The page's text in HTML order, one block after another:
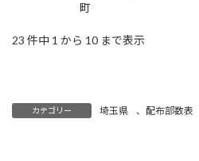
町
23 件中 1 から 10 まで表示
カテゴリー 埼玉県 、 配布部数表